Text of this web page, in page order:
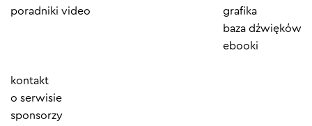
poradniki video
grafika
baza dźwięków
ebooki
Element
menu
kontakt
o serwisie
sponsorzy